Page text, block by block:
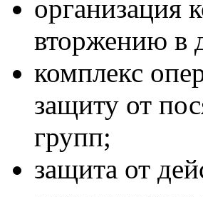
организация
вторжению в
комплекс
защиту от
групп;
защита от